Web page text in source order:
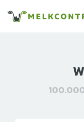
100.000